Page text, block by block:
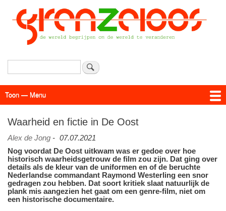
Overslaan
en
naar
de
Zoeken
Menu
Toon — Menu
Waarheid en fictie in De Oost
Alex de Jong - 07.07.2021
Nog voordat De Oost uitkwam was er gedoe over hoe
historisch waarheidsgetrouw de film zou zijn. Dat ging over
details als de kleur van de uniformen en of de beruchte
Nederlandse commandant Raymond Westerling een snor
gedragen zou hebben. Dat soort kritiek slaat natuurlijk de
plank mis aangezien het gaat om een genre-film, niet om
een historische documentaire.